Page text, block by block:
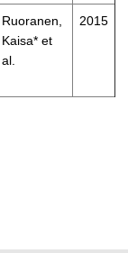
Ruoranen,
Kaisa* et
al.
2015